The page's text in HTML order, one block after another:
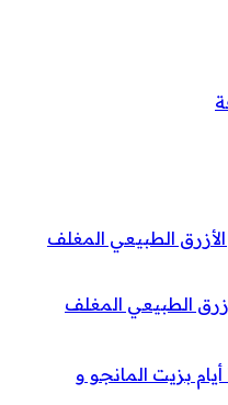
الطبيعي المغلف